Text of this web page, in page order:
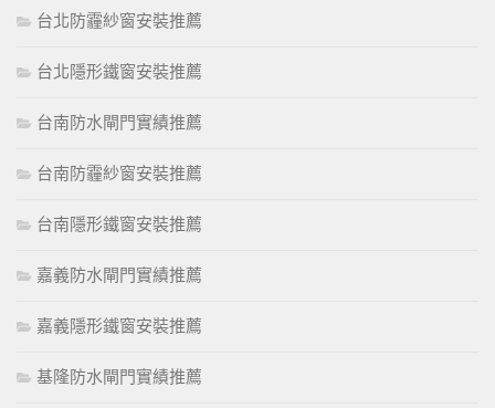
台北防霾紗窗安裝推薦
台北隱形鐵窗安裝推薦
台南防水閘門實績推薦
台南防霾紗窗安裝推薦
台南隱形鐵窗安裝推薦
嘉義防水閘門實績推薦
嘉義隱形鐵窗安裝推薦
基隆防水閘門實績推薦